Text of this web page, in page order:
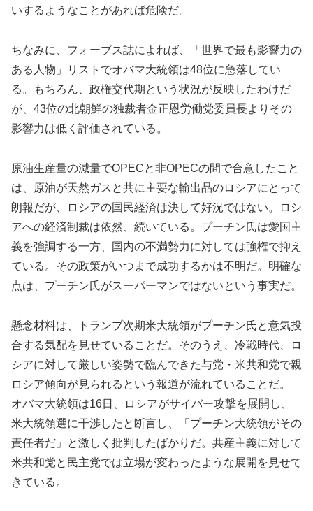
いするようなことがあれば危険だ。
ちなみに、フォーブス誌によれば、「世界で最も影響力の
ある人物」リストでオバマ大統領は48位に急落してい
る。もちろん、政権交代期という状況が反映したわけだ
が、43位の北朝鮮の独裁者金正恩労働党委員長よりその
影響力は低く評価されている。
原油生産量の減量でOPECと非OPECの間で合意したこと
は、原油が天然ガスと共に主要な輸出品のロシアにとって
朗報だが、ロシアの国民経済は決して好況ではない。ロシ
アへの経済制裁は依然、続いている。プーチン氏は愛国主
義を強調する一方、国内の不満勢力に対しては強権で抑え
ている。その政策がいつまで成功するかは不明だ。明確な
点は、プーチン氏がスーパーマンではないという事実だ。
懸念材料は、トランプ次期米大統領がプーチン氏と意気投
合する気配を見せていることだ。そのうえ、冷戦時代、ロ
シアに対して厳しい姿勢で臨んできた与党・米共和党で親
ロシア傾向が見られるという報道が流れていることだ。
オバマ大統領は16日、ロシアがサイバー攻撃を展開し、
米大統領選に干渉したと断言し、「プーチン大統領がその
責任者だ」と激しく批判したばかりだ。共産主義に対して
米共和党と民主党では立場が変わったような展開を見せて
きている。